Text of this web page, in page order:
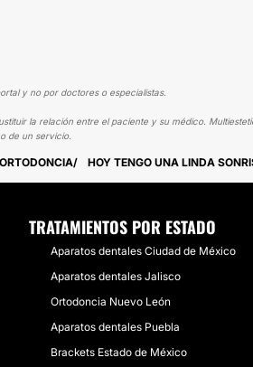
y no por doctores o especialistas.
la relación entre el paciente y su médico.
de un servicio.
HOY TENGO UNA LINDA
TRATAMIENTOS POR ESTADO
Aparatos dentales Ciudad de México
Aparatos dentales Jalisco
Ortodoncia Nuevo León
Aparatos dentales Puebla
Brackets Estado de México